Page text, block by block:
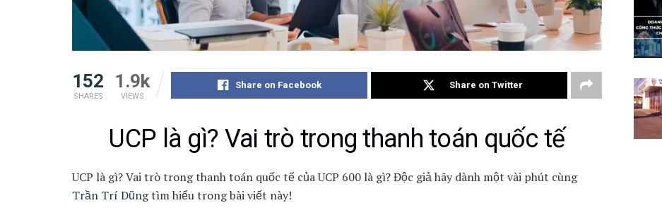
152
SHARES
1.9k
VIEWS
Share on Facebook Share on Twitter
UCP là gì? Vai trò trong thanh toán quốc tế
UCP là gì? Vai trò trong thanh toán quốc tế của UCP 600 là gì? Độc giả hãy dành một vài phút cùng
Trần Trí Dũngtìm hiểu trong bài viết này!